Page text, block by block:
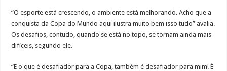
“O esporte está crescendo, o ambiente está melhorando. Acho que a
conquista da Copa do Mundo aqui ilustra muito bem isso tudo” avalia.
Os desafios, contudo, quando se está no topo, se tornam ainda mais
difíceis, segundo ele.
“E o que é desafiador para a Copa, também é desafiador para mim! É